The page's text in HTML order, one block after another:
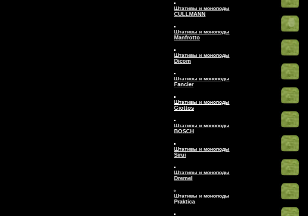
Штативы и моноподы
CULLMANN
Штативы и моноподы
Manfrotto
Штативы и моноподы
Dicom
Штативы и моноподы
Fancier
Штативы и моноподы
Giottos
Штативы и моноподы
BOSCH
Штативы и моноподы
Sirui
Штативы и моноподы
Dremel
Штативы и моноподы
Praktica